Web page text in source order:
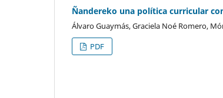
Ñandereko una política curricular
Álvaro Guaymás, Graciela Noé Romero,
PDF